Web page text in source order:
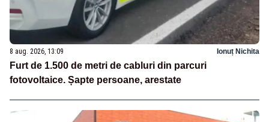
8 aug. 2026, 13:09 Ionuț Nichita
Furt de 1.500 de metri de cabluri din parcuri
fotovoltaice. Șapte persoane, arestate